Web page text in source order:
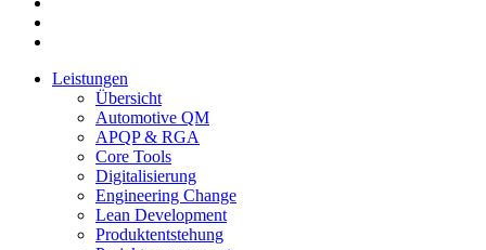
Leistungen
Übersicht
Automotive QM
APQP & RGA
Core Tools
Digitalisierung
Engineering Change
Lean Development
Produktentstehung